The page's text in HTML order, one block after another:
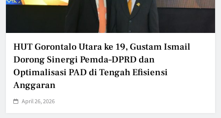
Gorontalo Utara ke 19, Gustam Ismail
Sinergi Pemda–DPRD dan
PAD di Tengah Efisiensi
26, 2026